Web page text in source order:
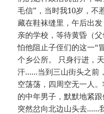
毛信”，当时我10岁，不
藏在鞋袜缝里，午后出
亲的学校，等待黄昏（
怕他阻止子侄们的这一“
个乡公所。 只身行进，
汗......当到三山街头之前
空荡荡，四周空无一人
的中年男子，默默地紧
突然岔向北边山头去......